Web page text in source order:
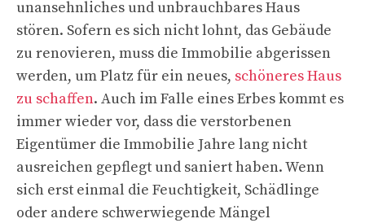
unansehnliches und unbrauchbares Haus
stören. Sofern es sich nicht lohnt, das Gebäude
zu renovieren, muss die Immobilie abgerissen
werden, um Platz für ein neues, schöneres Haus
zu schaffen. Auch im Falle eines Erbes kommt es
immer wieder vor, dass die verstorbenen
Eigentümer die Immobilie Jahre lang nicht
ausreichen gepflegt und saniert haben. Wenn
sich erst einmal die Feuchtigkeit, Schädlinge
oder andere schwerwiegende Mängel